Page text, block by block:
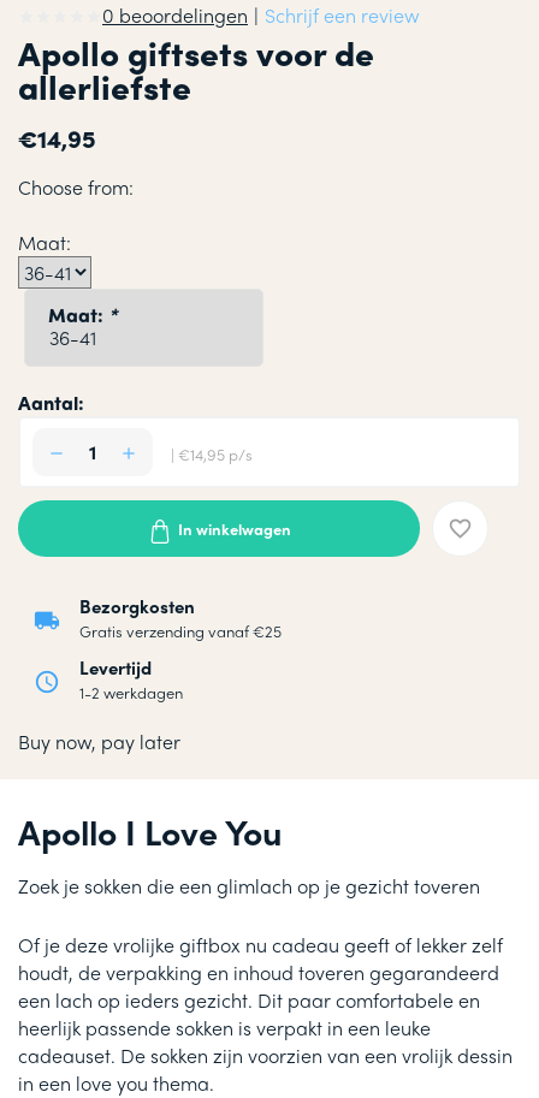
0 beoordelingen | Schrijf een review
Apollo giftsets voor de
allerliefste
€14,95
Choose from:
Maat:
Maat: *
Aantal:
| €14,95 p/s
Bezorgkosten
Gratis verzending vanaf €25
Levertijd
1-2 werkdagen
In winkelwagen
Buy now, pay later
Apollo I Love You
Zoek je sokken die een glimlach op je gezicht toveren
Of je deze vrolijke giftbox nu cadeau geeft of lekker zelf
houdt, de verpakking en inhoud toveren gegarandeerd
een lach op ieders gezicht. Dit paar comfortabele en
heerlijk passende sokken is verpakt in een leuke
cadeauset. De sokken zijn voorzien van een vrolijk dessin
in een love you thema.